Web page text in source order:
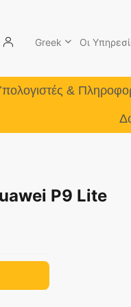
Greek Οι
&
P9 Lite